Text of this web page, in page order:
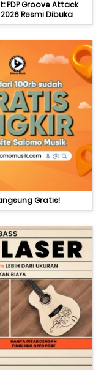
PDP Groove Attack
Resmi Dibuka
Gratis!